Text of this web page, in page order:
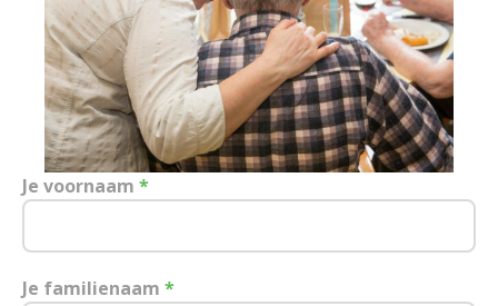
Je voornaam *
Je familienaam *